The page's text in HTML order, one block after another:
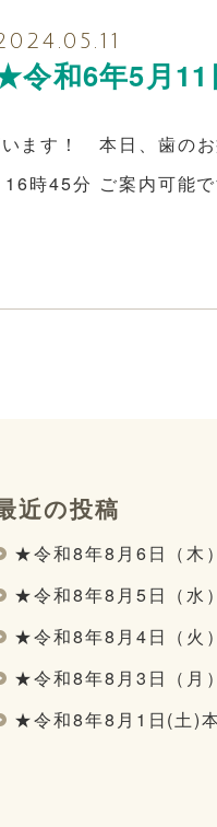
令和6年5月
ます！ 本日、歯の
16時45分 ご案内可能
近の投稿
★令和8年8月6日（木
★令和8年8月5日（水
★令和8年8月4日（火
★令和8年8月3日（月
★令和8年8月1日(土)